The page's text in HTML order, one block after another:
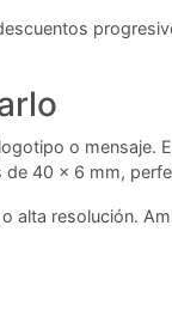
o mensaje.
40 x 6 mm,
resolución.